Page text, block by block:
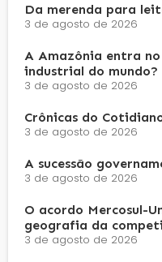
Da merenda para
3 de agosto de 2026
A Amazônia entra
industrial do mundo?
3 de agosto de 2026
Crônicas do
3 de agosto de 2026
A sucessão
3 de agosto de 2026
O acordo Mercosul-
geografia da
3 de agosto de 2026